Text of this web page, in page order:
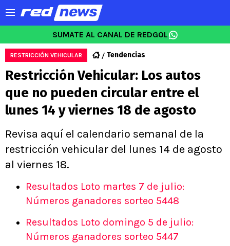
SUMATE AL CANAL DE REDGOL
RESTRICCIÓN VEHICULAR Tendencias
Restricción Vehicular: Los autos
que no pueden circular entre el
lunes 14 y viernes 18 de agosto
Revisa aquí el calendario semanal de la
restricción vehicular del lunes 14 de agosto
al viernes 18.
Resultados Loto martes 7 de julio:
Números ganadores sorteo 5448
Resultados Loto domingo 5 de julio:
Números ganadores sorteo 5447